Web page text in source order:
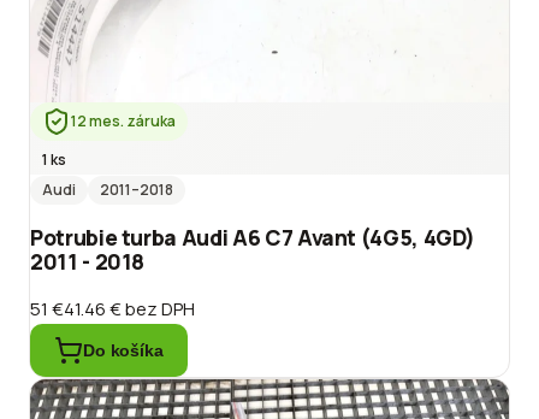
12 mes. záruka
1 ks
Audi
2011–2018
Potrubie turba Audi A6 C7 Avant (4G5, 4GD)
2011 - 2018
51 €41.46 €bez DPH
Do košíka